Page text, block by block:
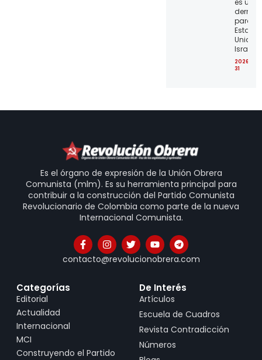
derrota
para
Unidos
Israel
2026-
31
Es el órgano de expresión de la Unión Obrera
Comunista (mlm). Es su herramienta principal para
contribuir a la construcción del Partido Comunista
Revolucionario de Colombia como parte de la nueva
Internacional Comunista.
contacto@revolucionobrera.com
Categorías
Editorial
Actualidad
Internacional
MCI
Construyendo el Partido
De Interés
Artículos
Escuela de Cuadros
Revista Contradicción
Números